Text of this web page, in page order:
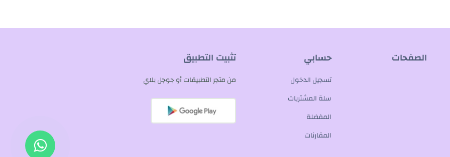
الصفحات حسابي
تسجيل الدخول
سلة المشتريات
المفضلة
المقارنات
تثبيت التطبيق
من متجر التطبيقات أو جوجل بلاي